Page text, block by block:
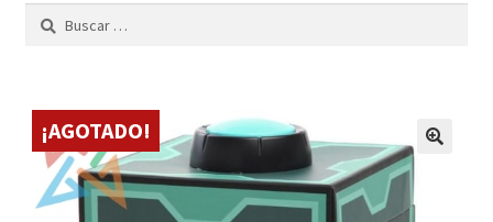
Envíos
AKATAKA BOOKS
Mi cuenta
¡AGOTADO!
Buscar: